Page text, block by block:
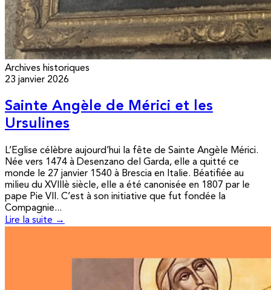
Archives historiques
23 janvier 2026
Sainte Angèle de Mérici et les
Ursulines
L’Eglise célèbre aujourd’hui la fête de Sainte Angèle Mérici.
Née vers 1474 à Desenzano del Garda, elle a quitté ce
monde le 27 janvier 1540 à Brescia en Italie. Béatifiée au
milieu du XVIIIè siècle, elle a été canonisée en 1807 par le
pape Pie VII. C’est à son initiative que fut fondée la
Compagnie...
Lire la suite →